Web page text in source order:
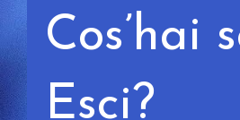
Cos’hai
Esci?